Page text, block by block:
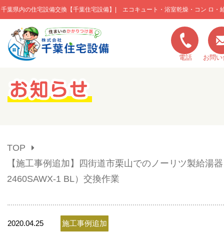
千葉県内の住宅設備交換【千葉住宅設備】| エコキュート・浴室乾燥・コン ロ・
このページの本文へ移動
電話 お問
キャンペーン一覧
お問い合わせ
TOP
【施工事例追加】四街道市栗山でのノーリツ製給湯
2460SAWX-1 BL）交換作業
2020.04.25 施工事例追加